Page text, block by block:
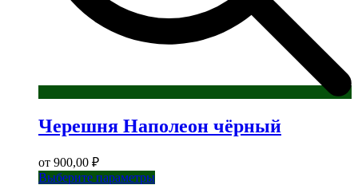
Черешня Наполеон чёрный
от 900,00 ₽
Выберите параметрыЭтот